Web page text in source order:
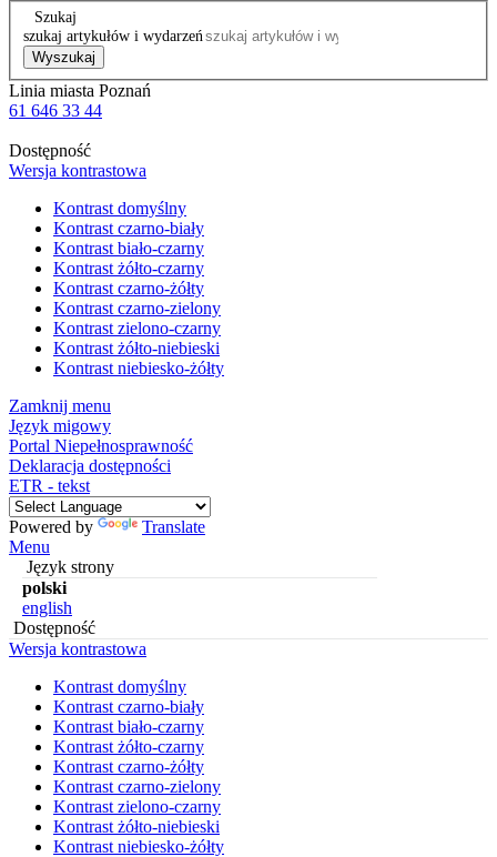
Szukaj
szukaj artykułów i wydarzeń
Wyszukaj
Linia miasta Poznań
61 646 33 44
Dostępność
Wersja kontrastowa
Kontrast domyślny
Kontrast czarno-biały
Kontrast biało-czarny
Kontrast żółto-czarny
Kontrast czarno-żółty
Kontrast czarno-zielony
Kontrast zielono-czarny
Kontrast żółto-niebieski
Kontrast niebiesko-żółty
Zamknij menu
Język migowy
Portal Niepełnosprawność
Deklaracja dostępności
ETR - tekst
Powered by
Translate
Menu
Język strony
polski
english
Dostępność
Wersja kontrastowa
Kontrast domyślny
Kontrast czarno-biały
Kontrast biało-czarny
Kontrast żółto-czarny
Kontrast czarno-żółty
Kontrast czarno-zielony
Kontrast zielono-czarny
Kontrast żółto-niebieski
Kontrast niebiesko-żółty